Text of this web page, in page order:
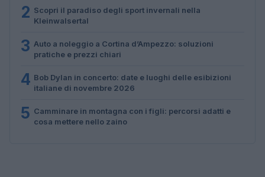
2 Scopri il paradiso degli sport invernali nella
Kleinwalsertal
3 Auto a noleggio a Cortina d’Ampezzo: soluzioni
pratiche e prezzi chiari
4 Bob Dylan in concerto: date e luoghi delle esibizioni
italiane di novembre 2026
5 Camminare in montagna con i figli: percorsi adatti e
cosa mettere nello zaino